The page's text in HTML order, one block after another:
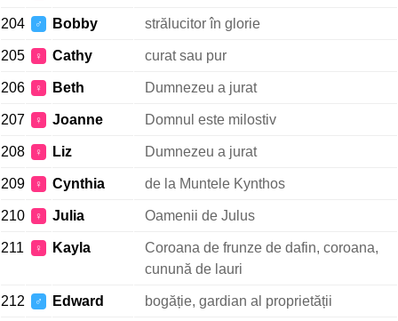
204 ♂ Bobby strălucitor în glorie
205 ♀ Cathy curat sau pur
206 ♀ Beth Dumnezeu a jurat
207 ♀ Joanne Domnul este milostiv
208 ♀ Liz Dumnezeu a jurat
209 ♀ Cynthia de la Muntele Kynthos
210 ♀ Julia Oamenii de Julus
211 ♀ Kayla
Coroana de frunze de dafin, coroana,
cunună de lauri
212 ♂ Edward bogăție, gardian al proprietății